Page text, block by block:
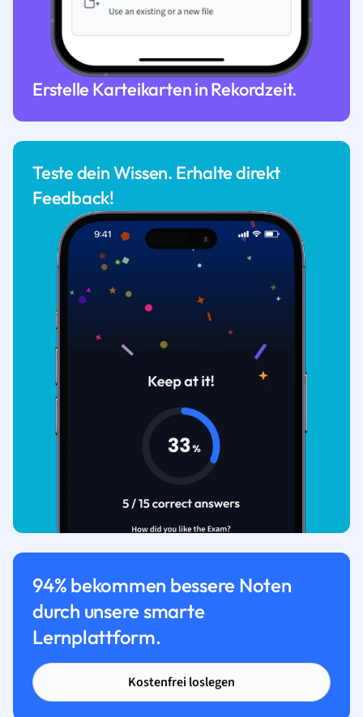
Erstelle Karteikarten in Rekordzeit.
Teste dein Wissen. Erhalte direkt
Feedback!
94% bekommen bessere Noten
durch unsere smarte
Lernplattform.
Kostenfrei loslegen